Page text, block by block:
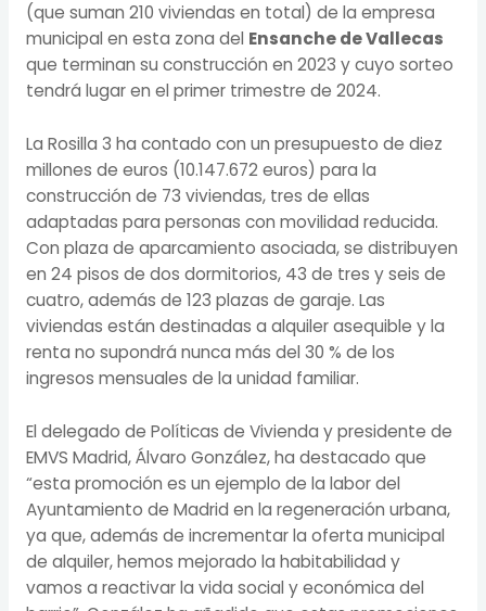
(que suman 210 viviendas en total) de la empresa
municipal en esta zona del Ensanche de Vallecas
que terminan su construcción en 2023 y cuyo sorteo
tendrá lugar en el primer trimestre de 2024.
La Rosilla 3 ha contado con un presupuesto de diez
millones de euros (10.147.672 euros) para la
construcción de 73 viviendas, tres de ellas
adaptadas para personas con movilidad reducida.
Con plaza de aparcamiento asociada, se distribuyen
en 24 pisos de dos dormitorios, 43 de tres y seis de
cuatro, además de 123 plazas de garaje. Las
viviendas están destinadas a alquiler asequible y la
renta no supondrá nunca más del 30 % de los
ingresos mensuales de la unidad familiar.
El delegado de Políticas de Vivienda y presidente de
EMVS Madrid, Álvaro González, ha destacado que
“esta promoción es un ejemplo de la labor del
Ayuntamiento de Madrid en la regeneración urbana,
ya que, además de incrementar la oferta municipal
de alquiler, hemos mejorado la habitabilidad y
vamos a reactivar la vida social y económica del